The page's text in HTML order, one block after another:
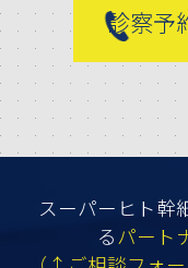
する
・メ
ス、
診察予
スーパーヒト幹
る パート